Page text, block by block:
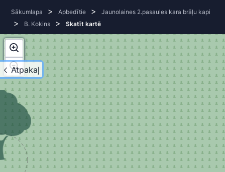
Atpakaļ
Sākumlapa > Apbedītie > Jaunolaines 2.pasaules kara brāļu kapi
> B. Kokins > Skatīt kartē